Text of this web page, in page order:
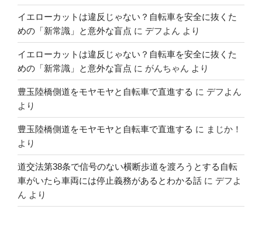
イエローカットは違反じゃない？自転車を安全に抜くた
めの「新常識」と意外な盲点 に デフよん より
イエローカットは違反じゃない？自転車を安全に抜くた
めの「新常識」と意外な盲点 に がんちゃん より
豊玉陸橋側道をモヤモヤと自転車で直進する に デフよん
より
豊玉陸橋側道をモヤモヤと自転車で直進する に まじか！
より
道交法第38条で信号のない横断歩道を渡ろうとする自転
車がいたら車両には停止義務があるとわかる話 に デフよ
ん より